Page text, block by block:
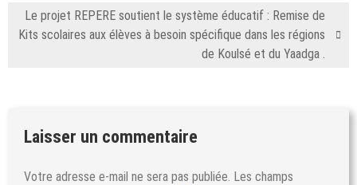
Le projet REPERE soutient le système éducatif : Remise de
Kits scolaires aux élèves à besoin spécifique dans les régions
de Koulsé et du Yaadga .
Laisser un commentaire
Votre adresse e-mail ne sera pas publiée. Les champs